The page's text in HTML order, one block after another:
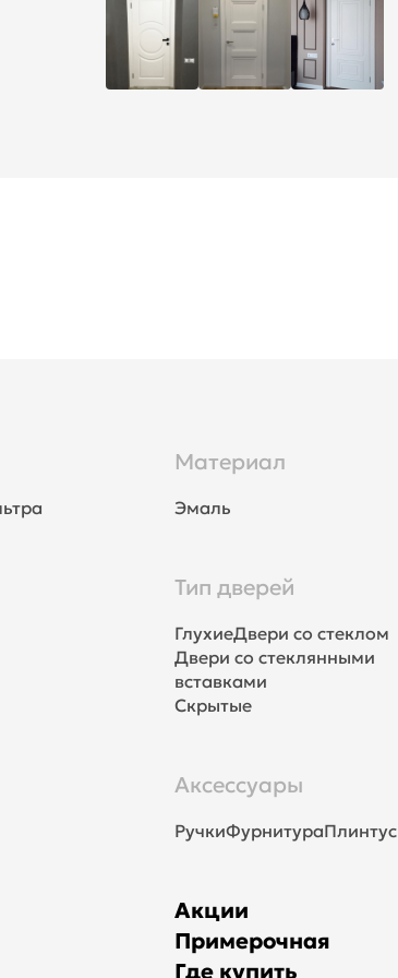
Материал
Эмаль
Тип дверей
ГлухиеДвери со стеклом
Двери со стеклянными
вставками
Скрытые
Аксессуары
РучкиФурнитураПлинтус
Акции
Примерочная
Где купить